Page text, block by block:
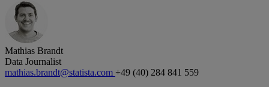
Mathias Brandt
Data Journalist
mathias.brandt@statista.com +49 (40) 284 841 559